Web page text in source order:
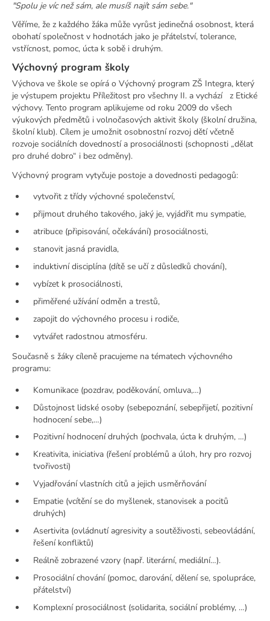
"Spolu je víc než sám, ale musíš najít sám sebe."
Věříme, že z každého žáka může vyrůst jedinečná osobnost, která
obohatí společnost v hodnotách jako je přátelství, tolerance,
vstřícnost, pomoc, úcta k sobě i druhým.
Výchovný program školy
Výchova ve škole se opírá o Výchovný program ZŠ Integra, který
je výstupem projektu Příležitost pro všechny II. a vychází z Etické
výchovy. Tento program aplikujeme od roku 2009 do všech
výukových předmětů i volnočasových aktivit školy (školní družina,
školní klub). Cílem je umožnit osobnostní rozvoj dětí včetně
rozvoje sociálních dovedností a prosociálnosti (schopnosti „dělat
pro druhé dobro“ i bez odměny).
Výchovný program vytyčuje postoje a dovednosti pedagogů:
vytvořit z třídy výchovné společenství,
přijmout druhého takového, jaký je, vyjádřit mu sympatie,
atribuce (připisování, očekávání) prosociálnosti,
stanovit jasná pravidla,
induktivní disciplína (dítě se učí z důsledků chování),
vybízet k prosociálnosti,
přiměřené užívání odměn a trestů,
zapojit do výchovného procesu i rodiče,
vytvářet radostnou atmosféru.
Současně s žáky cíleně pracujeme na tématech výchovného
programu:
Komunikace (pozdrav, poděkování, omluva,…)
Důstojnost lidské osoby (sebepoznání, sebepřijetí, pozitivní
hodnocení sebe,…)
Pozitivní hodnocení druhých (pochvala, úcta k druhým, …)
Kreativita, iniciativa (řešení problémů a úloh, hry pro rozvoj
tvořivosti)
Vyjadřování vlastních citů a jejich usměrňování
Empatie (vcítění se do myšlenek, stanovisek a pocitů
druhých)
Asertivita (ovládnutí agresivity a soutěživosti, sebeovládání,
řešení konfliktů)
Reálně zobrazené vzory (např. literární, mediální…).
Prosociální chování (pomoc, darování, dělení se, spolupráce,
přátelství)
Komplexní prosociálnost (solidarita, sociální problémy, …)